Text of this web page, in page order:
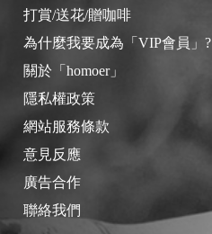
打賞/送花/贈咖啡
為什麼我要成為「VIP會員」?
關於「homoer」
隱私權政策
網站服務條款
意見反應
廣告合作
聯絡我們